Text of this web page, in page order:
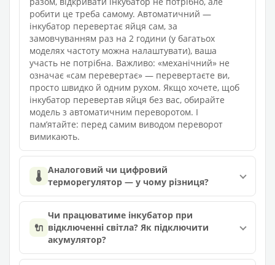
робити це треба самому. Автоматичний —
інкубатор перевертає яйця сам, за
замовчуванням раз на 2 години (у багатьох
моделях частоту можна налаштувати), ваша
участь не потрібна. Важливо: «механічний» не
означає «сам перевертає» — перевертаєте ви,
просто швидко й одним рухом. Якщо хочете, щоб
інкубатор перевертав яйця без вас, обирайте
модель з автоматичним переворотом. І
памʼятайте: перед самим виводом переворот
вимикають.
🌡️ Аналоговий чи цифровий
терморегулятор — у чому різниця?
🔌
Чи працюватиме інкубатор при
відключенні світла? Як підключити
акумулятор?